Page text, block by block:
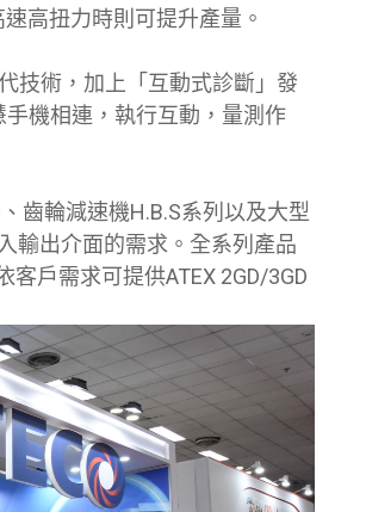
高扭力時則可提升產量。
技術，加上「互動式診斷」發
機相連，執行互動，量測作
齒輪減速機H.B.S系列以及大型
輸出介面的需求。全系列產品
戶需求可提供ATEX 2GD/3GD